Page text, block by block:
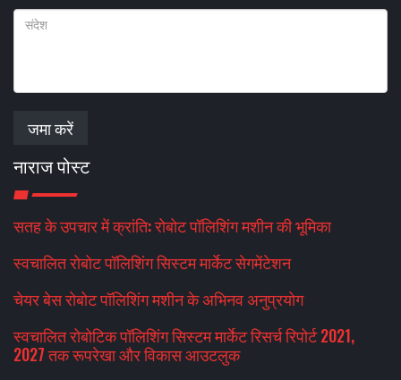
जमा करें
नाराज पोस्ट
सतह के उपचार में क्रांति: रोबोट पॉलिशिंग मशीन की भूमिका
स्वचालित रोबोट पॉलिशिंग सिस्टम मार्केट सेगमेंटेशन
चेयर बेस रोबोट पॉलिशिंग मशीन के अभिनव अनुप्रयोग
स्वचालित रोबोटिक पॉलिशिंग सिस्टम मार्केट रिसर्च रिपोर्ट 2021,
2027 तक रूपरेखा और विकास आउटलुक